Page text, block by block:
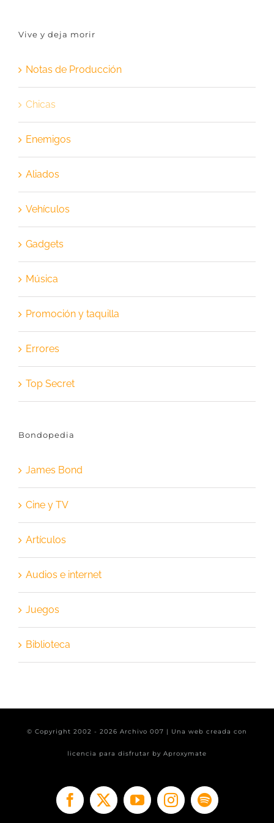
Vive y deja morir
Notas de Producción
Chicas
Enemigos
Aliados
Vehículos
Gadgets
Música
Promoción y taquilla
Errores
Top Secret
Bondopedia
James Bond
Cine y TV
Artículos
Audios e internet
Juegos
Biblioteca
© Copyright 2002 - 2026 Archivo 007 | Una web creada con
licencia para disfrutar by Aproxymate
Facebook
X YouTubeInstagramSpotify